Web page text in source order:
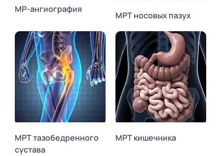
МР-ангиография
МРТ носовых пазух
МРТ тазобедренного
сустава
МРТ кишечника